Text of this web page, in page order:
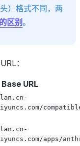
）格式不同，两
区别。
：
Base URL
apps/